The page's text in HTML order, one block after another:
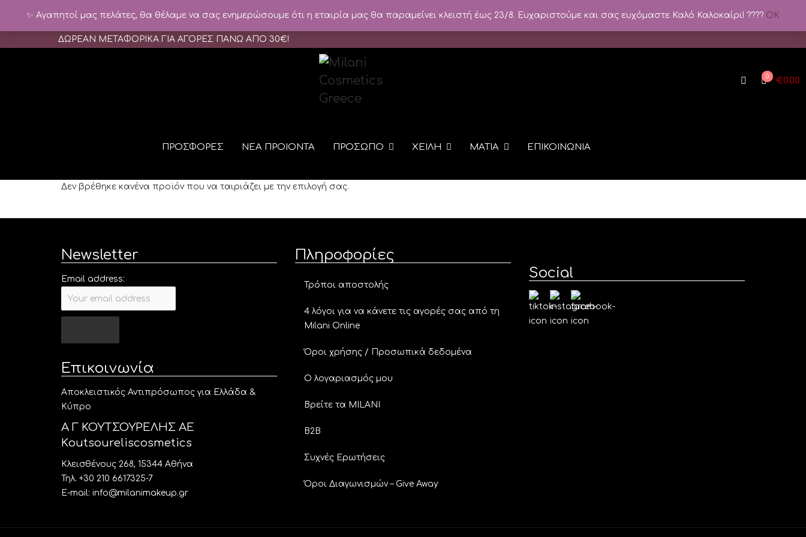
ΔΩΡΕΑΝ ΜΕΤΑΦΟΡΙΚΑ ΓΙΑ ΑΓΟΡΕΣ ΠΑΝΩ ΑΠΟ 30€!
0 €0.00
ΠΡΟΣΦΟΡΕΣ ΝΕΑ ΠΡΟΙΟΝΤΑ ΠΡΟΣΩΠΟ ΧΕΙΛΗ ΜΑΤΙΑ ΕΠΙΚΟΙΝΩΝΙΑ
Δεν βρέθηκε κανένα προϊόν που να ταιριάζει με την επιλογή σας.
Newsletter
Email address:
Επικοινωνία
Aποκλειστικός Αντιπρόσωπος για Ελλάδα &
Κύπρο
Α Γ ΚΟΥΤΣΟΥΡΕΛΗΣ ΑΕ
Κoutsoureliscosmetics
Κλεισθένους 268, 15344 Αθήνα
Τηλ. +30 210 6617325-7
E-mail: info@milanimakeup.gr
Πληροφορίες
Τρόποι αποστολής
4 λόγοι για να κάνετε τις αγορές σας από τη
Milani Online
Όροι χρήσης / Προσωπικά δεδομένα
Ο λογαριασμός μου
Βρείτε τα MILANI
B2B
Συχνές Ερωτήσεις
Όροι Διαγωνισμών – Give Away
Social
✨ Αγαπητοί μας πελάτες, θα θέλαμε να σας ενημερώσουμε ότι η εταιρία μας θα παραμείνει κλειστή έως 23/8. Ευχαριστούμε και σας ευχόμαστε Καλό Καλοκαίρι! ????️ OK